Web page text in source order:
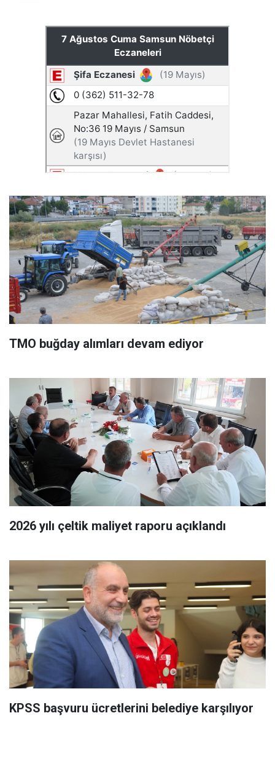
TMO buğday alımları devam ediyor
2026 yılı çeltik maliyet raporu açıklandı
KPSS başvuru ücretlerini belediye karşılıyor